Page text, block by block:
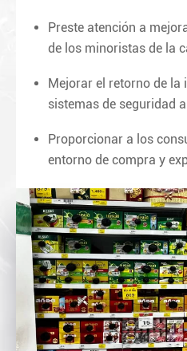
Preste atención a
de los minoristas de la
Mejorar el retorno de la
sistemas de seguridad
Proporcionar a los
entorno de compra y